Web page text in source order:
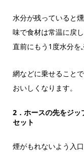
水分が残っていると
味で食材は常温に戻
直前にもう1度水分を
網などに乗せること
おいしくなります。
2．ホースの先をジッ
セット
煙がもれないよう入